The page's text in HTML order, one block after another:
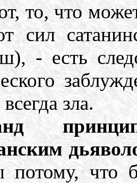
то, что
сил
- есть
зла.
потому, что